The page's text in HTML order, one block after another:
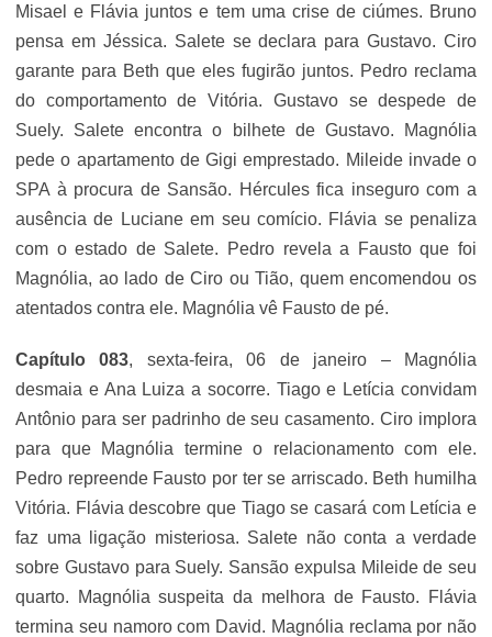
Misael e Flávia juntos e tem uma crise de ciúmes. Bruno
pensa em Jéssica. Salete se declara para Gustavo. Ciro
garante para Beth que eles fugirão juntos. Pedro reclama
do comportamento de Vitória. Gustavo se despede de
Suely. Salete encontra o bilhete de Gustavo. Magnólia
pede o apartamento de Gigi emprestado. Mileide invade o
SPA à procura de Sansão. Hércules fica inseguro com a
ausência de Luciane em seu comício. Flávia se penaliza
com o estado de Salete. Pedro revela a Fausto que foi
Magnólia, ao lado de Ciro ou Tião, quem encomendou os
atentados contra ele. Magnólia vê Fausto de pé.
Capítulo 083, sexta-feira, 06 de janeiro – Magnólia
desmaia e Ana Luiza a socorre. Tiago e Letícia convidam
Antônio para ser padrinho de seu casamento. Ciro implora
para que Magnólia termine o relacionamento com ele.
Pedro repreende Fausto por ter se arriscado. Beth humilha
Vitória. Flávia descobre que Tiago se casará com Letícia e
faz uma ligação misteriosa. Salete não conta a verdade
sobre Gustavo para Suely. Sansão expulsa Mileide de seu
quarto. Magnólia suspeita da melhora de Fausto. Flávia
termina seu namoro com David. Magnólia reclama por não